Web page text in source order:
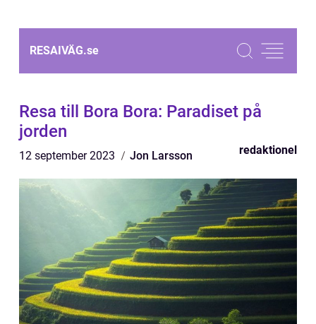
RESAIVÄG.se
Resa till Bora Bora: Paradiset på
jorden
12 september 2023 Jon Larsson redaktionel